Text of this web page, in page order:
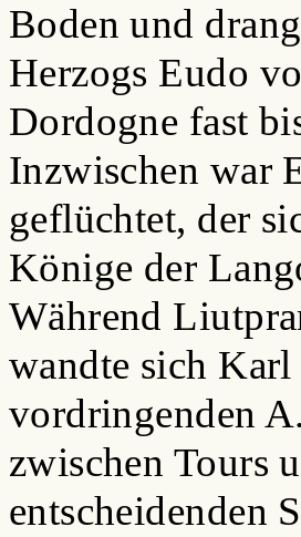
Boden und
Herzogs Eudo
Dordogne fast
Inzwischen war
geflüchtet, der
Könige der
Während
wandte sich
vordringenden
zwischen Tours
entscheidenden